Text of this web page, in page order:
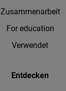
Zusammenarbeit
For education
Verwendet
Entdecken